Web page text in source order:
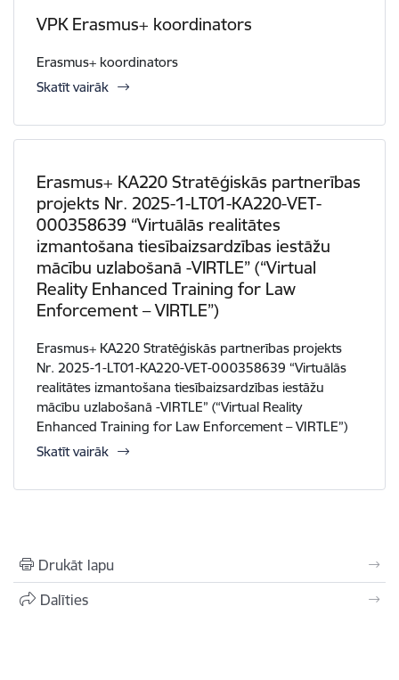
VPK Erasmus+ koordinators
Erasmus+ koordinators
Skatīt vairāk
Erasmus+ KA220 Stratēģiskās partnerības
projekts Nr. 2025-1-LT01-KA220-VET-
000358639 “Virtuālās realitātes
izmantošana tiesībaizsardzības iestāžu
mācību uzlabošanā -VIRTLE” (“Virtual
Reality Enhanced Training for Law
Enforcement – VIRTLE”)
Erasmus+ KA220 Stratēģiskās partnerības projekts
Nr. 2025-1-LT01-KA220-VET-000358639 “Virtuālās
realitātes izmantošana tiesībaizsardzības iestāžu
mācību uzlabošanā -VIRTLE” (“Virtual Reality
Enhanced Training for Law Enforcement – VIRTLE”)
Skatīt vairāk
Drukāt lapu
Dalīties